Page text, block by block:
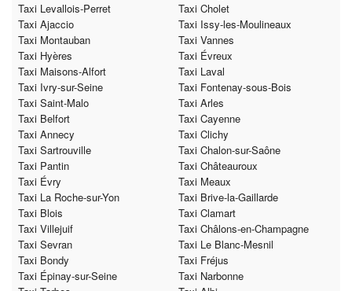
Taxi Levallois-Perret
Taxi Cholet
Taxi Ajaccio
Taxi Issy-les-Moulineaux
Taxi Montauban
Taxi Vannes
Taxi Hyères
Taxi Évreux
Taxi Maisons-Alfort
Taxi Laval
Taxi Ivry-sur-Seine
Taxi Fontenay-sous-Bois
Taxi Saint-Malo
Taxi Arles
Taxi Belfort
Taxi Cayenne
Taxi Annecy
Taxi Clichy
Taxi Sartrouville
Taxi Chalon-sur-Saône
Taxi Pantin
Taxi Châteauroux
Taxi Évry
Taxi Meaux
Taxi La Roche-sur-Yon
Taxi Brive-la-Gaillarde
Taxi Blois
Taxi Clamart
Taxi Villejuif
Taxi Châlons-en-Champagne
Taxi Sevran
Taxi Le Blanc-Mesnil
Taxi Bondy
Taxi Fréjus
Taxi Épinay-sur-Seine
Taxi Narbonne